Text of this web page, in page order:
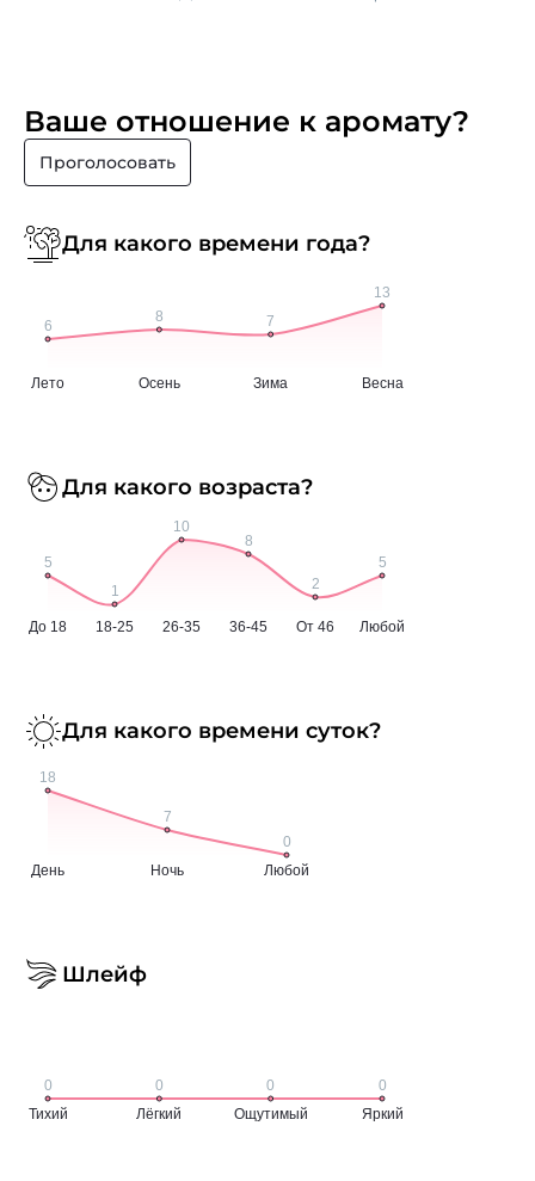
Ваше отношение к аромату?
Проголосовать
Для какого времени года?
Для какого возраста?
Для какого времени суток?
Шлейф